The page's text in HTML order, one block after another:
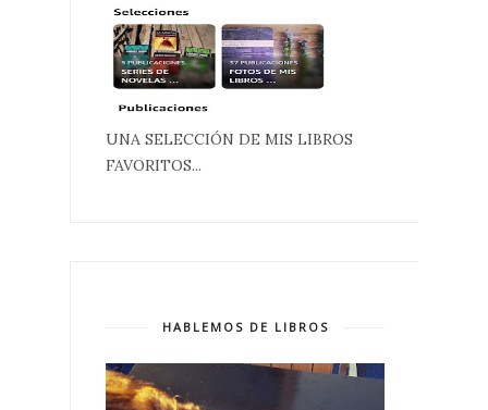
UNA SELECCIÓN DE MIS LIBROS
FAVORITOS...
HABLEMOS DE LIBROS